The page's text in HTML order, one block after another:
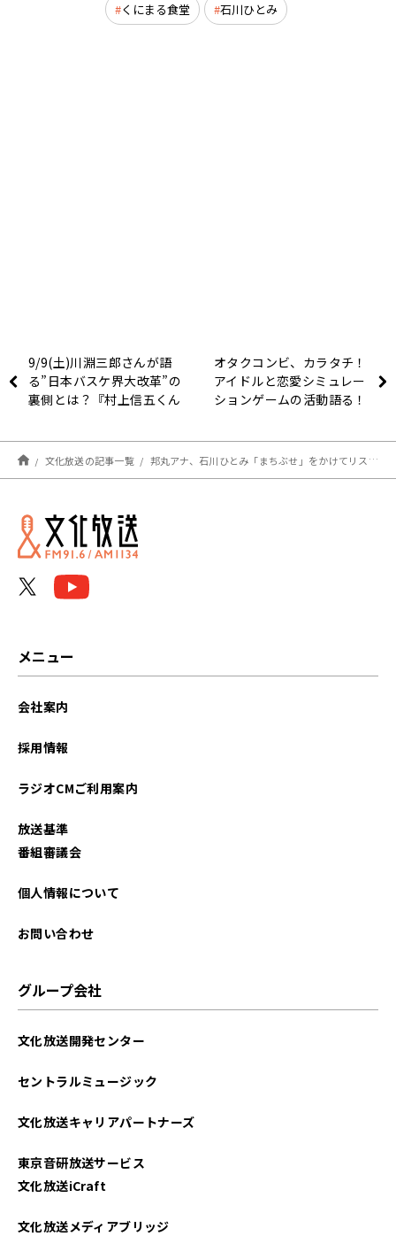
くにまる食堂 石川ひとみ
9/9(土)川淵三郎さんが語
る”日本バスケ界大改革”の
裏側とは？『村上信五くん
オタクコンビ、カラタチ！
アイドルと恋愛シミュレー
ションゲームの活動語る！
文化放送の記事一覧 邦丸アナ、石川ひとみ「まちぶせ」をかけてリスナーに怒られた件！
メニュー
会社案内
採用情報
ラジオCMご利用案内
放送基準
番組審議会
個人情報について
お問い合わせ
グループ会社
文化放送開発センター
セントラルミュージック
文化放送キャリアパートナーズ
東京音研放送サービス
文化放送iCraft
文化放送メディアブリッジ